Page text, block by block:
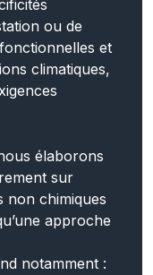
et
climatiques,
sur
chimiques
approche
notamment :